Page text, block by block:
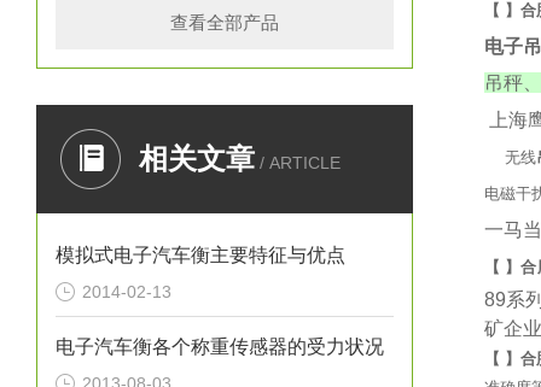
查看全部产品
相关文章 / ARTICLE
模拟式电子汽车衡主要特征与优点
2014-02-13
电子汽车衡各个称重传感器的受力状况
【 】
电子
吊秤
上海
无线
电磁干
一马当
【 】
89系
矿企
【 】